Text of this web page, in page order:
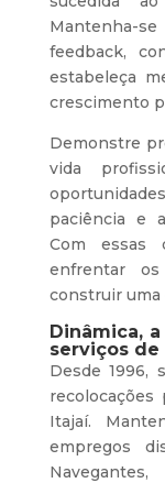
Mantenha-
feedback,
estabeleça
crescimento
Demonstre
vida
paciência e
Com essas
enfrentar
construir uma
Dinâmica,
serviços de
Desde 1996,
Itajaí.
empregos